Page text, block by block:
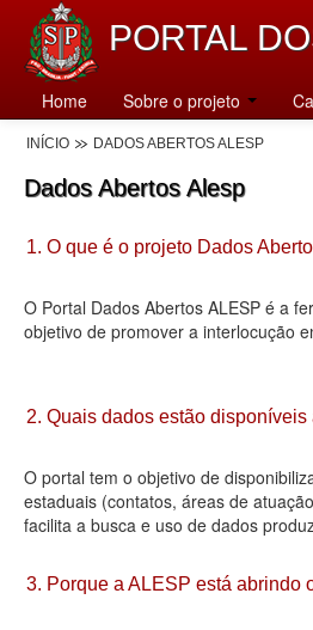
PORTAL
Home Sobre o projeto
INÍCIO DADOS ABERTOS ALESP
Dados Abertos Alesp
1. O que é o projeto Dados
O Portal Dados Abertos ALESP é a
objetivo de promover a interlocução
2. Quais dados estão disponíveis
O portal tem o objetivo de
estaduais (contatos, áreas de
facilita a busca e uso de dados
3. Porque a ALESP está abrindo